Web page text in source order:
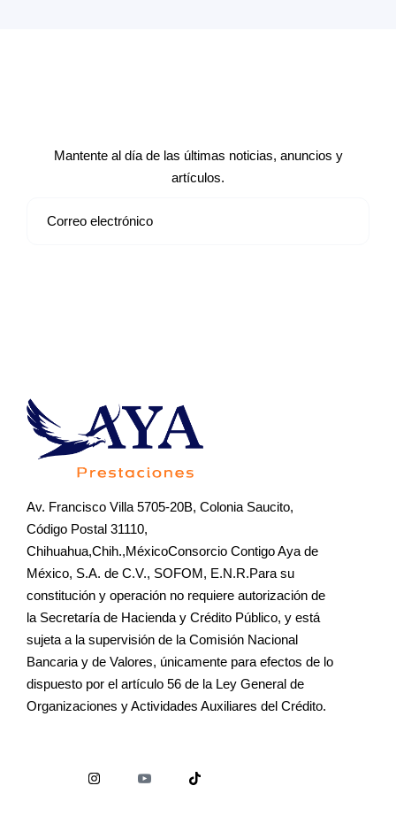
Mantente al día de las últimas noticias, anuncios y
artículos.
Av. Francisco Villa 5705-20B, Colonia Saucito,
Código Postal 31110,
Chihuahua,Chih.,MéxicoConsorcio Contigo Aya de
México, S.A. de C.V., SOFOM, E.N.R.Para su
constitución y operación no requiere autorización de
la Secretaría de Hacienda y Crédito Público, y está
sujeta a la supervisión de la Comisión Nacional
Bancaria y de Valores, únicamente para efectos de lo
dispuesto por el artículo 56 de la Ley General de
Organizaciones y Actividades Auxiliares del Crédito.